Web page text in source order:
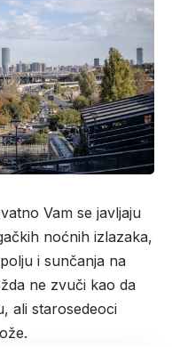
Vam se javljaju
noćnih izlazaka,
i sunčanja na
ne zvuči kao da
ali starosedeoci